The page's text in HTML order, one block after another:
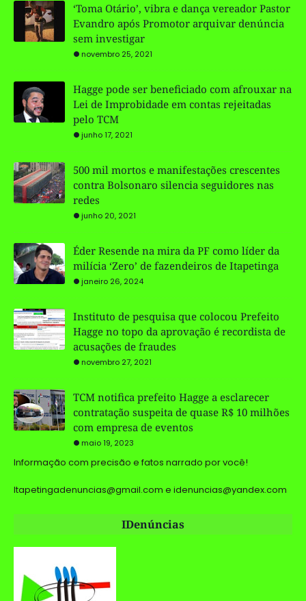
‘Toma Otário’, vibra e dança vereador Pastor
Evandro após Promotor arquivar denúncia
sem investigar
novembro 25, 2021
Hagge pode ser beneficiado com afrouxar na
Lei de Improbidade em contas rejeitadas
pelo TCM
junho 17, 2021
500 mil mortos e manifestações crescentes
contra Bolsonaro silencia seguidores nas
redes
junho 20, 2021
Éder Resende na mira da PF como líder da
milícia ‘Zero’ de fazendeiros de Itapetinga
janeiro 26, 2024
Instituto de pesquisa que colocou Prefeito
Hagge no topo da aprovação é recordista de
acusações de fraudes
novembro 27, 2021
TCM notifica prefeito Hagge a esclarecer
contratação suspeita de quase R$ 10 milhões
com empresa de eventos
maio 19, 2023
Informação com precisão e fatos narrado por você!
Itapetingadenuncias@gmail.com e idenuncias@yandex.com
IDenúncias